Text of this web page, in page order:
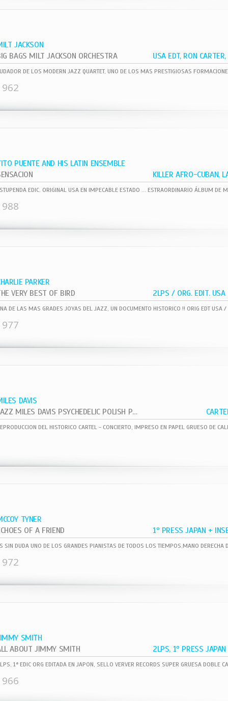
JACKSON
BAGS MILT JACKSON ORCHESTRA
PUENTE AND HIS LATIN ENSEMBLE
PARKER
VERY BEST OF BIRD
DAVIS
JAZZ MILES DAVIS PSYCHEDELIC POLISH POSTER
TYNER
OF A FRIEND
SMITH
ABOUT JIMMY SMITH